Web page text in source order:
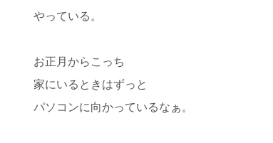
やっている。
お正月からこっち
家にいるときはずっと
パソコンに向かっているなぁ。